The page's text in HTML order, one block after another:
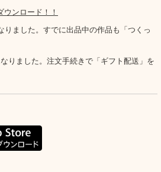
ンロード！！
ました。すでに出品中の作品も「つくっ
りました。注文手続きで「ギフト配送」を